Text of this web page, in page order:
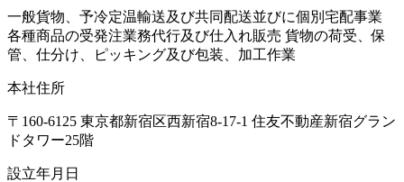
一般貨物、予冷定温輸送及び共同配送並びに個別宅配事業
各種商品の受発注業務代行及び仕入れ販売 貨物の荷受、保
管、仕分け、ピッキング及び包装、加工作業
本社住所
〒160-6125 東京都新宿区西新宿8-17-1 住友不動産新宿グラン
ドタワー25階
設立年月日